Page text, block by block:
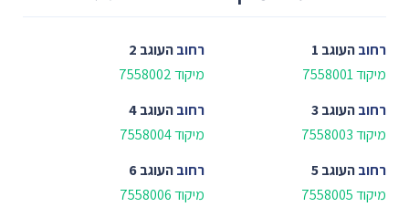
רחובהעוגב 1
מיקוד 7558001
רחובהעוגב 2
מיקוד 7558002
רחובהעוגב 3
מיקוד 7558003
רחובהעוגב 4
מיקוד 7558004
רחובהעוגב 5
מיקוד 7558005
רחובהעוגב 6
מיקוד 7558006